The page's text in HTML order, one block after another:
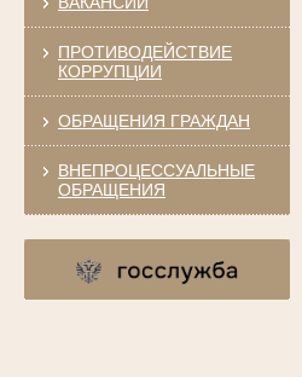
ПРОТИВОДЕЙСТВИЕ
КОРРУПЦИИ
ОБРАЩЕНИЯ ГРАЖДАН
ВНЕПРОЦЕССУАЛЬНЫЕ
ОБРАЩЕНИЯ